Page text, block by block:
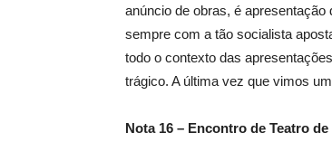
anúncio de obras, é
sempre com a tão socialista
todo o contexto das
trágico. A última vez que vimos
Nota 16 – Encontro de Teatro